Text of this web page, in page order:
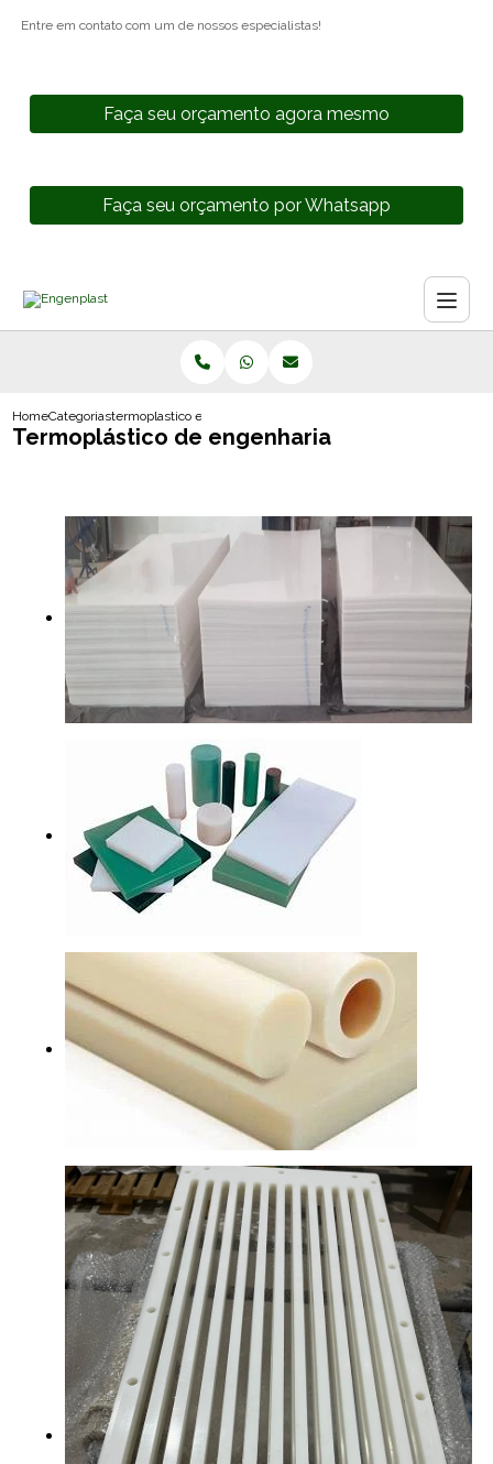
Entre em contato com um de nossos especialistas!
Faça seu orçamento agora mesmo
Faça seu orçamento por Whatsapp
HomeCategoriastermoplastico engenharia
Termoplástico de engenharia